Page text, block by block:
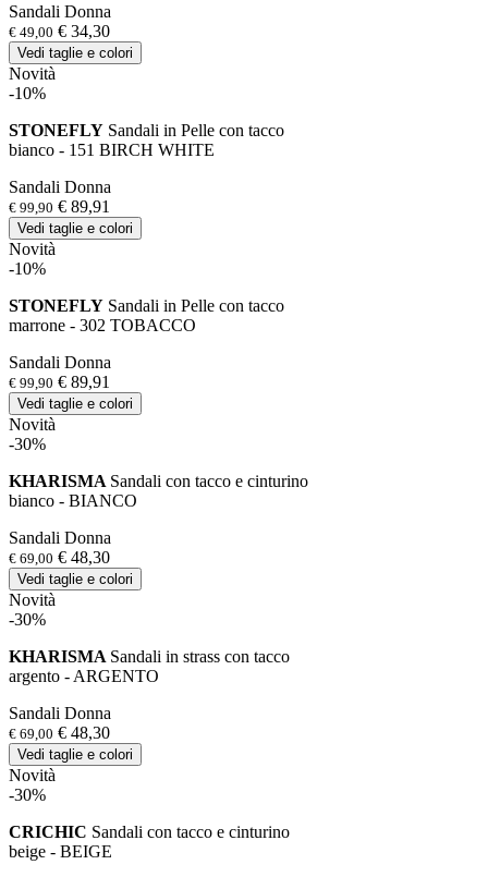
Sandali Donna
€ 49,00 € 34,30
Vedi taglie e colori
Novità
-10%
STONEFLY Sandali in Pelle con tacco
bianco - 151 BIRCH WHITE
Sandali Donna
€ 99,90 € 89,91
Vedi taglie e colori
Novità
-10%
STONEFLY Sandali in Pelle con tacco
marrone - 302 TOBACCO
Sandali Donna
€ 99,90 € 89,91
Vedi taglie e colori
Novità
-30%
KHARISMA Sandali con tacco e cinturino
bianco - BIANCO
Sandali Donna
€ 69,00 € 48,30
Vedi taglie e colori
Novità
-30%
KHARISMA Sandali in strass con tacco
argento - ARGENTO
Sandali Donna
€ 69,00 € 48,30
Vedi taglie e colori
Novità
-30%
CRICHIC Sandali con tacco e cinturino
beige - BEIGE